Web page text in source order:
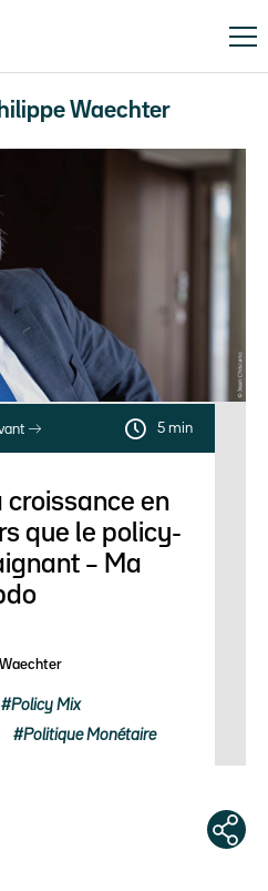
Waechter
5 min
croissance en
que le policy-
– Ma
Policy Mix
Politique Monétaire